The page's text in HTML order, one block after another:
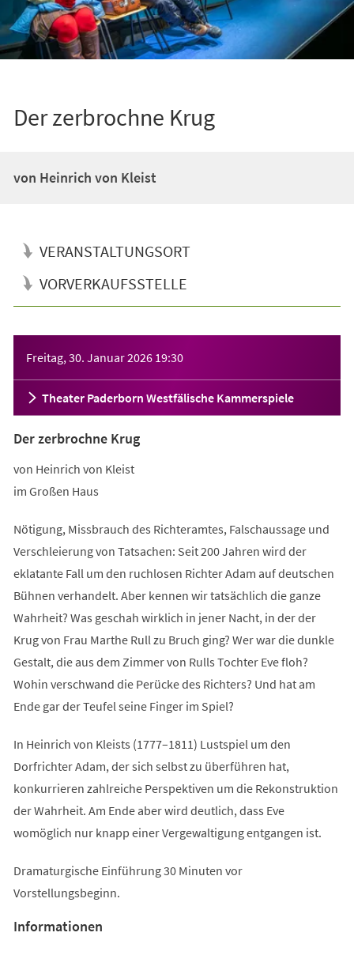
Der zerbrochne Krug
von Heinrich von Kleist
VERANSTALTUNGSORT
VORVERKAUFSSTELLE
Freitag, 30. Januar 2026 19:30
Theater Paderborn Westfälische Kammerspiele
Der zerbrochne Krug
von Heinrich von Kleist
im Großen Haus
Nötigung, Missbrauch des Richteramtes, Falschaussage und
Verschleierung von Tatsachen: Seit 200 Jahren wird der
eklatante Fall um den ruchlosen Richter Adam auf deutschen
Bühnen verhandelt. Aber kennen wir tatsächlich die ganze
Wahrheit? Was geschah wirklich in jener Nacht, in der der
Krug von Frau Marthe Rull zu Bruch ging? Wer war die dunkle
Gestalt, die aus dem Zimmer von Rulls Tochter Eve floh?
Wohin verschwand die Perücke des Richters? Und hat am
Ende gar der Teufel seine Finger im Spiel?
In Heinrich von Kleists (1777–1811) Lustspiel um den
Dorfrichter Adam, der sich selbst zu überführen hat,
konkurrieren zahlreiche Perspektiven um die Rekonstruktion
der Wahrheit. Am Ende aber wird deutlich, dass Eve
womöglich nur knapp einer Vergewaltigung entgangen ist.
Dramaturgische Einführung 30 Minuten vor
Vorstellungsbeginn.
Informationen